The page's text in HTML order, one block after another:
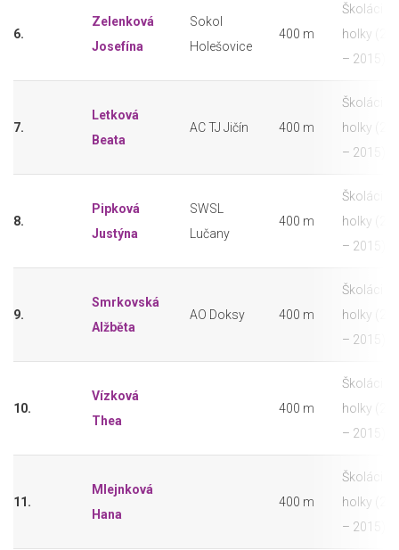
6.
Zelenková
Josefína
Sokol
Holešovice
400 m
Školáci -
holky
– 2015)
7.
Letková
Beata
AC TJ Jičín 400 m
Školáci -
holky
– 2015)
8.
Pipková
Justýna
SWSL
Lučany
400 m
Školáci -
holky
– 2015)
9.
Smrkovská
Alžběta
AO Doksy 400 m
Školáci -
holky
– 2015)
10.
Vízková
Thea
400 m
Školáci -
holky
– 2015)
11.
Mlejnková
Hana
400 m
Školáci -
holky
– 2015)